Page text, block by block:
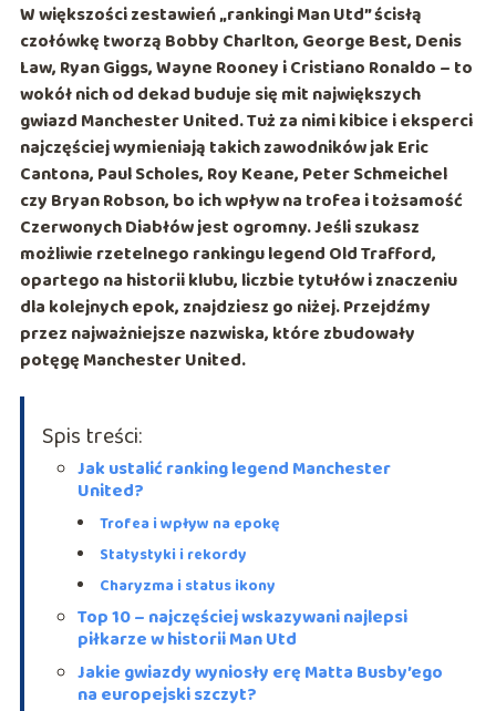
W większości zestawień „rankingi Man Utd” ścisłą
czołówkę tworzą Bobby Charlton, George Best, Denis
Law, Ryan Giggs, Wayne Rooney i Cristiano Ronaldo – to
wokół nich od dekad buduje się mit największych
gwiazd Manchester United. Tuż za nimi kibice i eksperci
najczęściej wymieniają takich zawodników jak Eric
Cantona, Paul Scholes, Roy Keane, Peter Schmeichel
czy Bryan Robson, bo ich wpływ na trofea i tożsamość
Czerwonych Diabłówjest ogromny. Jeśli szukasz
możliwie rzetelnego rankingu legend Old Trafford,
opartego na historii klubu, liczbie tytułów i znaczeniu
dla kolejnych epok, znajdziesz go niżej. Przejdźmy
przez najważniejsze nazwiska, które zbudowały
potęgę Manchester United.
Spis treści:
Jak ustalić ranking legend Manchester
United?
Trofea i wpływ na epokę
Statystyki i rekordy
Charyzma i status ikony
Top 10 – najczęściej wskazywani najlepsi
piłkarze w historii Man Utd
Jakie gwiazdy wyniosły erę Matta Busby’ego
na europejski szczyt?